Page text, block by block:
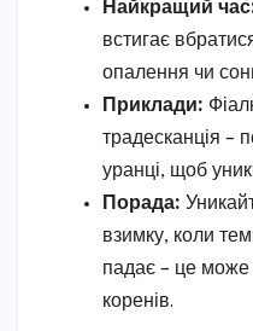
Найкращий
встигає
опалення чи
Приклади:
традесканція –
уранці, щоб
Порада:
взимку, коли
падає – це може
коренів.